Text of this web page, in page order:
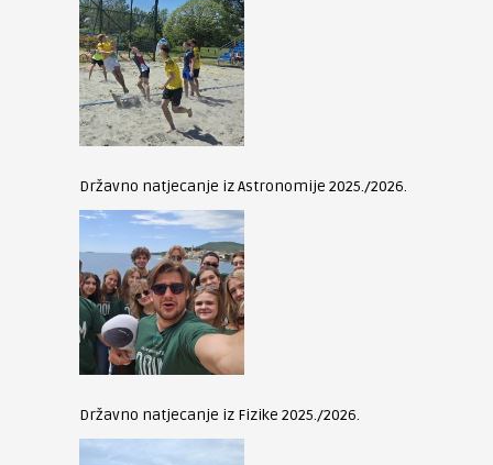
Državno natjecanje iz Astronomije 2025./2026.
Državno natjecanje iz Fizike 2025./2026.